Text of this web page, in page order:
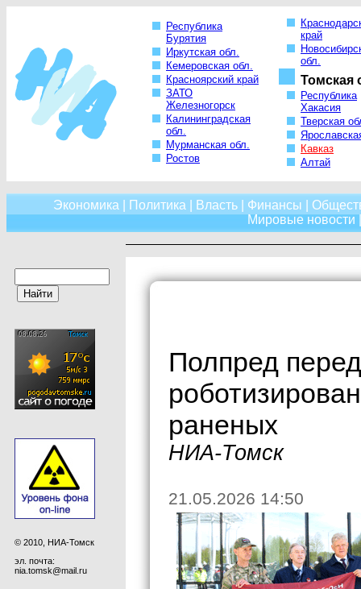
Республика
Бурятия
Иркутская обл.
Кемеровская обл.
Красноярский край
ЗАТО
Железногорск
Калининградская
обл.
Мурманская обл.
Ростов
край
обл.
Томская
Республика
Хакасия
Тверская
Кавказ
Алтай
Экономика Политика Власть| Финансы
Мировые новости
© 2010, НИА-Томск
эл. почта:
nia.tomsk@mail.ru
Полпред
раненых
НИА-Томск
21.05.2026 14:50